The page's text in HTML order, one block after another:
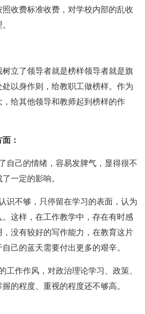
收费标准收费，对学校内部的乱收
立了领导者就是榜样领导者就是旗
以身作则，给教职工做榜样。作为
给其他领导和教师起到榜样的作
：
自己的情绪，容易发脾气，显得很不
一定的影响。
识不够，只停留在学习的表面，认为
这样，在工作教学中，存在有时感
没有较好的写作能力，在教育这片
己的蓝天需要付出更多的艰辛。
工作作风，对政治理论学习、政策、
的程度、重视的程度还不够高。